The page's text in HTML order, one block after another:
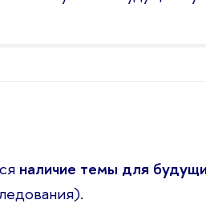
наличие темы для